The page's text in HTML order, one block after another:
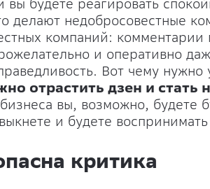
вы будете реагировать
делают недобросовестные
компаний:
и оперативно
Вот чему нужно
отрастить дзен и стать
вы, возможно, будете
и будете
критика